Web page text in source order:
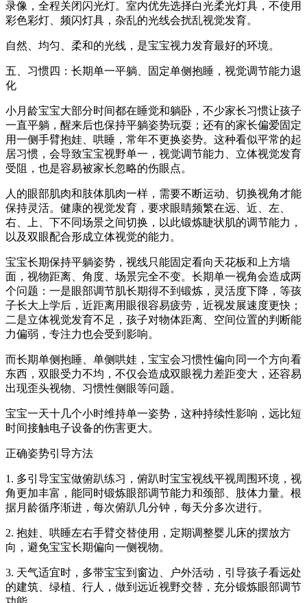
录像，全程关闭闪光灯。室内优先选择白光柔光灯具，不使用
彩色彩灯、频闪灯具，杂乱的光线会扰乱视觉发育。
自然、均匀、柔和的光线，是宝宝视力发育最好的环境。
五、习惯四：长期单一平躺、固定单侧抱睡，视觉调节能力退
化
小月龄宝宝大部分时间都在睡觉和躺卧，不少家长习惯让孩子
一直平躺，醒来后也保持平躺姿势玩耍；还有的家长偏爱固定
用一侧手臂抱娃、哄睡，常年不更换姿势。这种看似平常的起
居习惯，会导致宝宝视野单一，视觉调节能力、立体视觉发育
受阻，也是容易被家长忽略的伤眼点。
人的眼部肌肉和肢体肌肉一样，需要不断运动、切换视角才能
保持灵活。健康的视觉发育，要求眼睛频繁在远、近、左、
右、上、下不同场景之间切换，以此锻炼睫状肌的调节能力，
以及双眼配合形成立体视觉的能力。
宝宝长期保持平躺姿势，视线只能固定看向天花板和上方墙
面，视物距离、角度、场景完全不变。长期单一视角会造成两
个问题：一是眼部调节肌长期得不到锻炼，灵活度下降，等孩
子长大上学后，近距离用眼很容易疲劳，近视发展速度更快；
二是立体视觉发育不足，孩子对物体距离、空间位置的判断能
力偏弱，专注力也会受到影响。
而长期单侧抱睡、单侧哄娃，宝宝会习惯性偏向同一个方向看
东西，双眼受力不均，不仅会造成双眼视力差距变大，还容易
出现歪头视物、习惯性侧眼等问题。
宝宝一天十几个小时维持单一姿势，这种持续性影响，远比短
时间接触电子设备的伤害更大。
正确姿势引导方法
1. 多引导宝宝做俯趴练习，俯趴时宝宝视线平视周围环境，视
角更加丰富，能同时锻炼眼部调节能力和颈部、肢体力量。根
据月龄循序渐进，每次俯趴几分钟，每天分多次进行。
2. 抱娃、哄睡左右手臂交替使用，定期调整婴儿床的摆放方
向，避免宝宝长期偏向一侧视物。
3. 天气适宜时，多带宝宝到窗边、户外活动，引导孩子看远处
的建筑、绿植、行人，做到远近视野交替，充分锻炼眼部调节